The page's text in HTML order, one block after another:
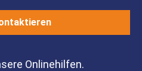
Onlinehilfen.